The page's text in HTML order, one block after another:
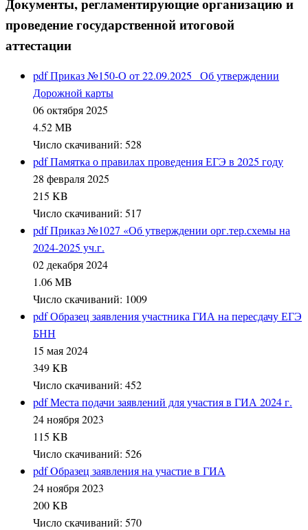
Документы, регламентирующие организацию и
проведение государственной итоговой
аттестации
pdfПриказ №150-О от 22.09.2025 _Об утверждении
Дорожной карты
06 октября 2025
4.52 MB
Число скачиваний: 528
pdfПамятка о правилах проведения ЕГЭ в 2025 году
28 февраля 2025
215 KB
Число скачиваний: 517
pdfПриказ №1027 «Об утверждении орг.тер.схемы на
2024-2025 уч.г.
02 декабря 2024
1.06 MB
Число скачиваний: 1009
pdfОбразец заявления участника ГИА на пересдачу ЕГЭ
БНН
15 мая 2024
349 KB
Число скачиваний: 452
pdfМеста подачи заявлений для участия в ГИА 2024 г.
24 ноября 2023
115 KB
Число скачиваний: 526
pdfOбразец заявления на участие в ГИА
24 ноября 2023
200 KB
Число скачиваний: 570